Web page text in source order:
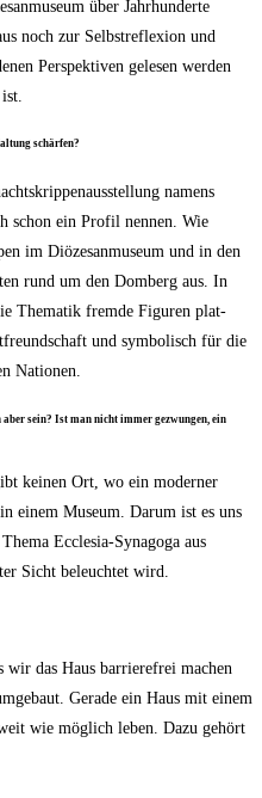
über Jahr­hun­der­te
noch zur Selbst­re­fle­xi­on und
Per­spek­ti­ven gele­sen wer­den
schärfen?
namens
schon ein Pro­fil nen­nen. Wie
im Diö­ze­san­mu­se­um und in den
rund um den Dom­berg aus. In
The­ma­tik frem­de Figu­ren plat­
und sym­bo­lisch für die
Nationen.
sein? Ist man nicht immer gezwun­gen, ein
kei­nen Ort, wo ein moder­ner
einem Muse­um. Dar­um ist es uns
Eccle­sia-Syn­ago­ga aus
Sicht beleuch­tet wird.
wir das Haus bar­rie­re­frei machen
Gera­de ein Haus mit einem
wie mög­lich leben. Dazu gehört